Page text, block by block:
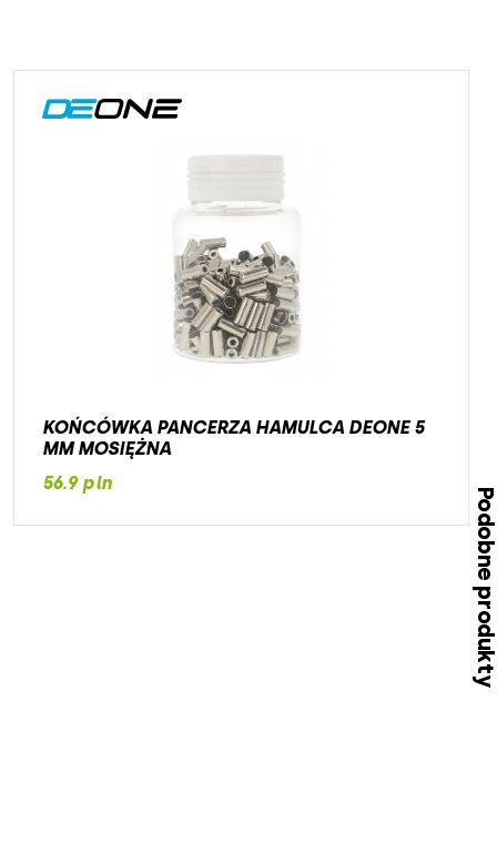
KOŃCÓWKA PANCERZA HAMULCA DEONE 5
MM MOSIĘŻNA
56.9 pln